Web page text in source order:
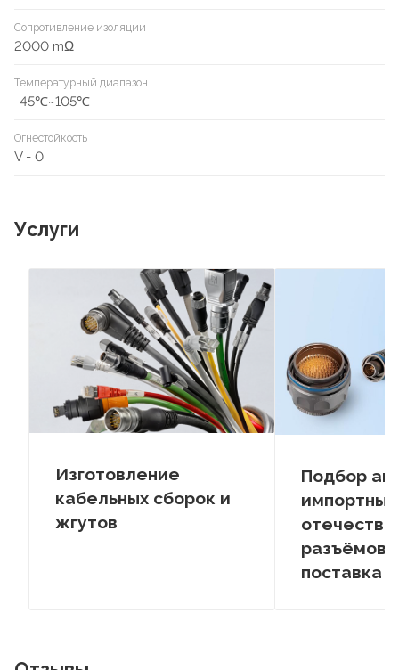
Сопротивление изоляции
2000 mΩ
Температурный диапазон
-45℃~105℃
Огнестойкость
V - 0
Услуги
Изготовление
кабельных сборок и
жгутов
Подбор
разъёмов
поставка